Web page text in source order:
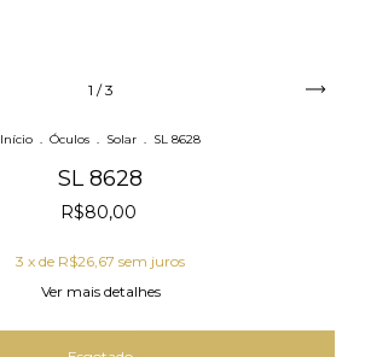
1 /3
Início . Óculos . Solar . SL 8628
SL 8628
R$80,00
3 x de R$26,67 sem juros
Ver mais detalhes